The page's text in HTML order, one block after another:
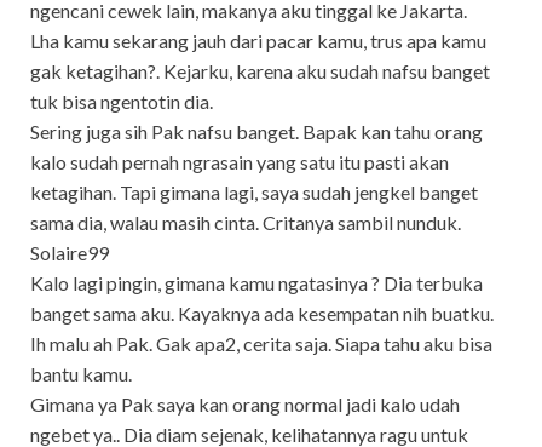
ngencani cewek lain, makanya aku tinggal ke Jakarta.
Lha kamu sekarang jauh dari pacar kamu, trus apa kamu
gak ketagihan?. Kejarku, karena aku sudah nafsu banget
tuk bisa ngentotin dia.
Sering juga sih Pak nafsu banget. Bapak kan tahu orang
kalo sudah pernah ngrasain yang satu itu pasti akan
ketagihan. Tapi gimana lagi, saya sudah jengkel banget
sama dia, walau masih cinta. Critanya sambil nunduk.
Solaire99
Kalo lagi pingin, gimana kamu ngatasinya ? Dia terbuka
banget sama aku. Kayaknya ada kesempatan nih buatku.
Ih malu ah Pak. Gak apa2, cerita saja. Siapa tahu aku bisa
bantu kamu.
Gimana ya Pak saya kan orang normal jadi kalo udah
ngebet ya.. Dia diam sejenak, kelihatannya ragu untuk